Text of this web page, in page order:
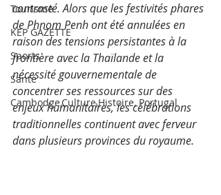
Tourisme
KEP GAZETTE
Sports
Santé
Cambodge,Culture,Histoire, Portugal
contrasté. Alors que les festivités phares
de Phnom Penh﻿ ont été annulées en
raison des tensions persistantes à la
frontière avec la Thaïlande et la
nécessité gouvernementale de
concentrer ses ressources sur des
enjeux humanitaires, les célébrations
traditionnelles continuent avec ferveur
dans plusieurs provinces du royaume.